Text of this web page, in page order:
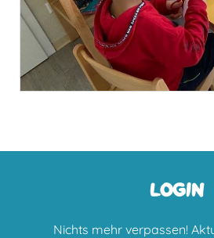
LOGIN
Nichts mehr verpassen!